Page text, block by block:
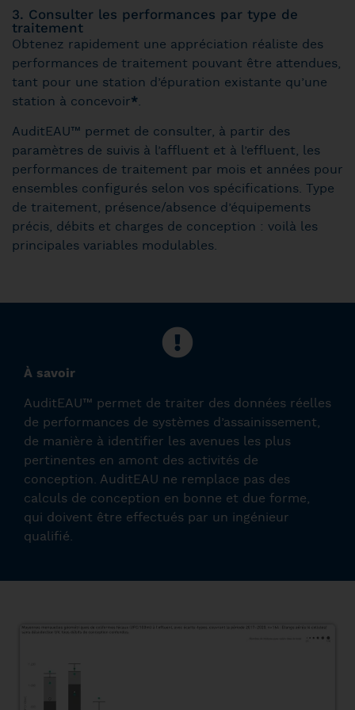
3. Consulter les performances par type de
traitement
Obtenez rapidement une appréciation réaliste des
performances de traitement pouvant être attendues,
tant pour une station d’épuration existante qu’une
station à concevoir*
AuditEAU™ permet de consulter, à partir des
paramètres de suivis à l’affluent et à l’effluent, les
performances de traitement par mois et années pour
ensembles configurés selon vos spécifications. Type
de traitement, présence/absence d’équipements
précis, débits et charges de conception : voilà les
principales variables modulables.
À savoir
AuditEAU™ permet de traiter des données réelles
de performances de systèmes d’assainissement,
de manière à identifier les avenues les plus
pertinentes en amont des activités de
conception. AuditEAU ne remplace pas des
calculs de conception en bonne et due forme,
qui doivent être effectués par un ingénieur
qualifié.